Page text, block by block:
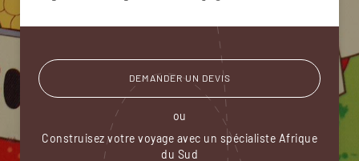
DEMANDER UN DEVIS
ou
Construisez votre voyage avec un spécialiste Afrique
du Sud